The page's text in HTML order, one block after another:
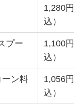
1,280円
込）
プー
1,100円
込）
ーン料
1,056円
込）